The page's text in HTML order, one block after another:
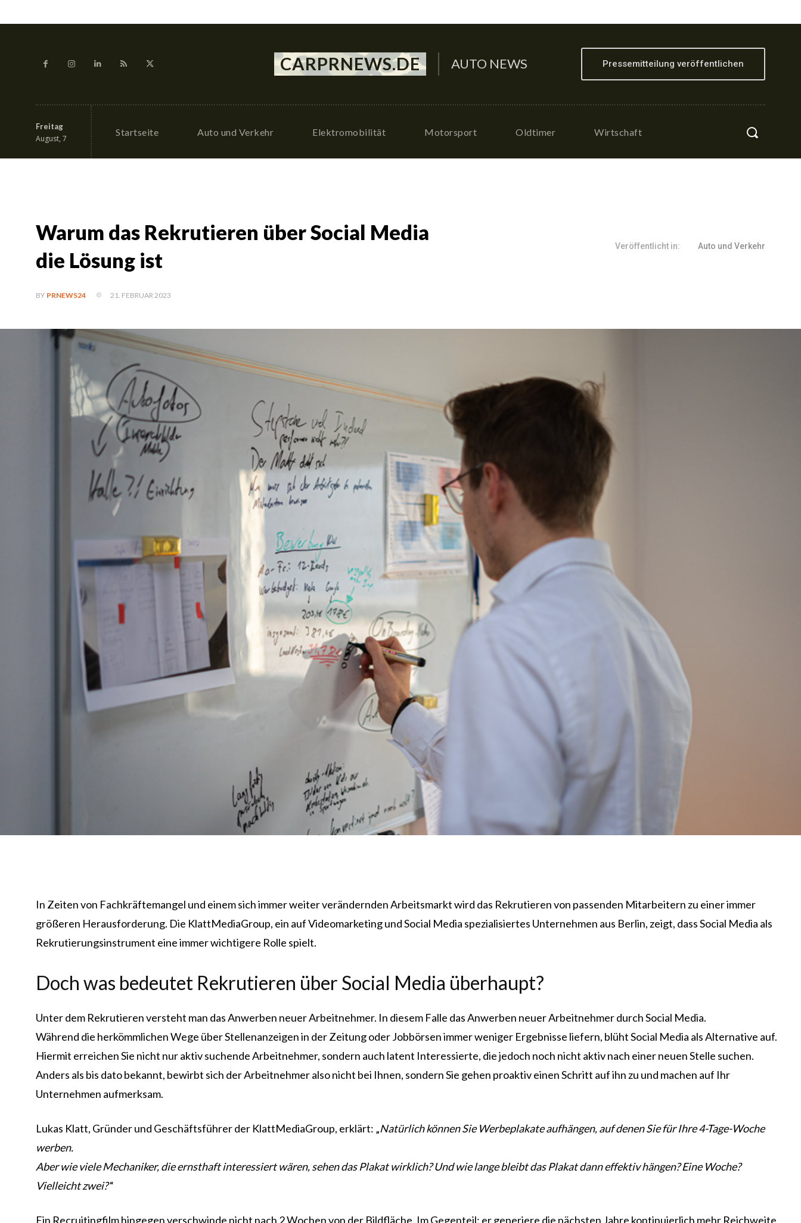
CARPRNEWS.DE AUTO NEWS Pressemitteilung veröffentlichen
Freitag
August, 7
Startseite Auto und Verkehr Elektromobilität Motorsport Oldtimer Wirtschaft
Warum das Rekrutieren über Social Media
die Lösung ist
Veröffentlicht in: Auto und Verkehr
BY PRNEWS24 21. FEBRUAR 2023
In Zeiten von Fachkräftemangel und einem sich immer weiter verändernden Arbeitsmarkt wird das Rekrutieren von passenden Mitarbeitern zu einer immer
größeren Herausforderung. Die KlattMediaGroup, ein auf Videomarketing und Social Media spezialisiertes Unternehmen aus Berlin, zeigt, dass Social Media als
Rekrutierungsinstrument eine immer wichtigere Rolle spielt.
Doch was bedeutet Rekrutieren über Social Media überhaupt?
Unter dem Rekrutieren versteht man das Anwerben neuer Arbeitnehmer. In diesem Falle das Anwerben neuer Arbeitnehmer durch Social Media.
Während die herkömmlichen Wege über Stellenanzeigen in der Zeitung oder Jobbörsen immer weniger Ergebnisse liefern, blüht Social Media als Alternative auf.
Hiermit erreichen Sie nicht nur aktiv suchende Arbeitnehmer, sondern auch latent Interessierte, die jedoch noch nicht aktiv nach einer neuen Stelle suchen.
Anders als bis dato bekannt, bewirbt sich der Arbeitnehmer also nicht bei Ihnen, sondern Sie gehen proaktiv einen Schritt auf ihn zu und machen auf Ihr
Unternehmen aufmerksam.
Lukas Klatt, Gründer und Geschäftsführer der KlattMediaGroup, erklärt: „Natürlich können Sie Werbeplakate aufhängen, auf denen Sie für Ihre 4-Tage-Woche
werben.
Aber wie viele Mechaniker, die ernsthaft interessiert wären, sehen das Plakat wirklich? Und wie lange bleibt das Plakat dann effektiv hängen? Eine Woche?
Vielleicht zwei?“
Ein Recruitingfilm hingegen verschwinde nicht nach 2 Wochen von der Bildfläche. Im Gegenteil: er generiere die nächsten Jahre kontinuierlich mehr Reichweite